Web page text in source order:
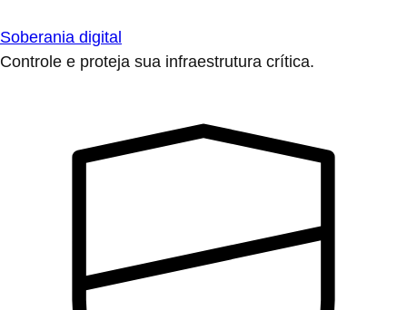
Soberania digital
Controle e proteja sua infraestrutura crítica.